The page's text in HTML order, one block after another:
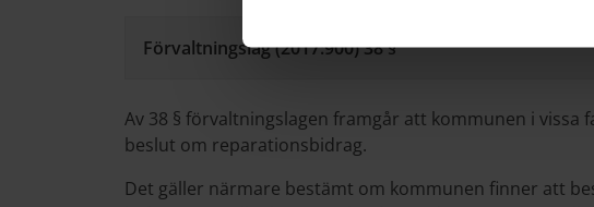
Förvaltningslag (2017:900) 38 §
Av 38 § förvaltningslagen framgår att kommunen i vissa
beslut om reparationsbidrag.
Det gäller närmare bestämt om kommunen finner att